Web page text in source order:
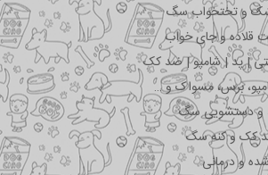
و تختخواب سگ
قلاده و جای خواب
| پد | شامپو | ضد کک
برس، مسواک و …
و دستشویی سگ
کک و کنه سگ
و درمانی